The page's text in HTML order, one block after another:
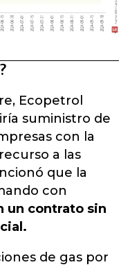
Ecopetrol
suministro de
con la
a las
que la
con
un contrato sin
de gas por